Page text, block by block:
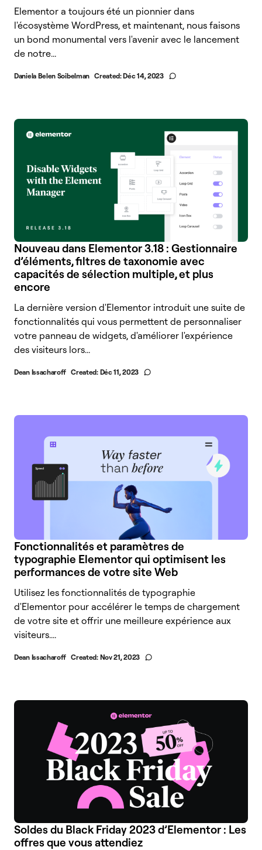
Elementor a toujours été un pionnier dans
l'écosystème WordPress, et maintenant, nous faisons
un bond monumental vers l'avenir avec le lancement
de notre...
Daniela Belen Soibelman Created:Déc 14, 2023
Nouveau dans Elementor 3.18 : Gestionnaire
d’éléments, filtres de taxonomie avec
capacités de sélection multiple, et plus
encore
La dernière version d'Elementor introduit une suite de
fonctionnalités qui vous permettent de personnaliser
votre panneau de widgets, d'améliorer l'expérience
des visiteurs lors...
Dean Issacharoff Created: Déc 11, 2023
Fonctionnalités et paramètres de
typographie Elementor qui optimisent les
performances de votre site Web
Utilisez les fonctionnalités de typographie
d'Elementor pour accélérer le temps de chargement
de votre site et offrir une meilleure expérience aux
visiteurs....
Dean Issacharoff Created: Nov 21, 2023
Soldes du Black Friday 2023 d’Elementor : Les
offres que vous attendiez